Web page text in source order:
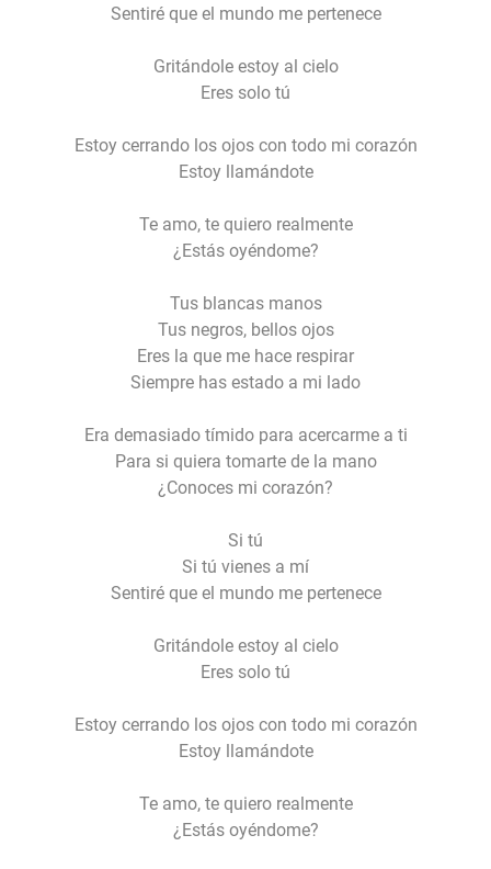
Sentiré que el mundo me pertenece
Gritándole estoy al cielo
Eres solo tú
Estoy cerrando los ojos con todo mi corazón
Estoy llamándote
Te amo, te quiero realmente
¿Estás oyéndome?
Tus blancas manos
Tus negros, bellos ojos
Eres la que me hace respirar
Siempre has estado a mi lado
Era demasiado tímido para acercarme a ti
Para si quiera tomarte de la mano
¿Conoces mi corazón?
Si tú
Si tú vienes a mí
Sentiré que el mundo me pertenece
Gritándole estoy al cielo
Eres solo tú
Estoy cerrando los ojos con todo mi corazón
Estoy llamándote
Te amo, te quiero realmente
¿Estás oyéndome?